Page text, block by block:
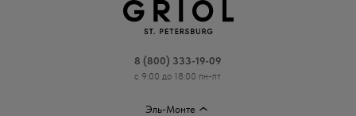
8 (800) 333-19-09
с 9:00 до 18:00 пн-пт
Эль-Монте